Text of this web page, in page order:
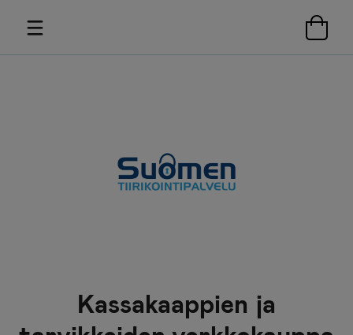
Kassakaappien ja